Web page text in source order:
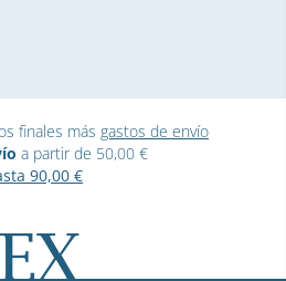
finales más gastos de envío
a partir de 50,00 €
90,00 €